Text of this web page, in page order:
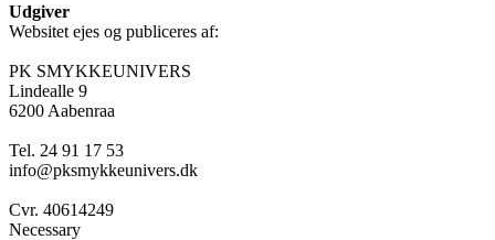
Udgiver
Websitet ejes og publiceres af:
PK SMYKKEUNIVERS
Lindealle 9
6200 Aabenraa
Tel. 24 91 17 53
info@pksmykkeunivers.dk
Cvr. 40614249
Necessary